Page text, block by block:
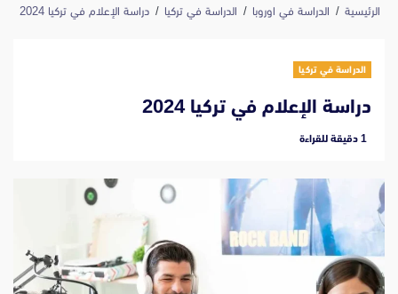
الرئيسية الدراسة في اوروبا الدراسة في تركيا دراسة الإعلام في تركيا 2024
الدراسة في تركيا
دراسة الإعلام في تركيا 2024
‫1 دقيقة للقراءة